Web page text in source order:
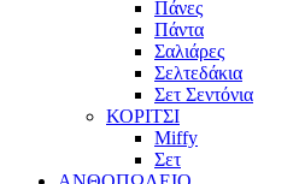
Πάνες
Πάντα
Σαλιάρες
Σελτεδάκια
Σετ Σεντόνια
ΚΟΡΙΤΣΙ
Miffy
Σετ